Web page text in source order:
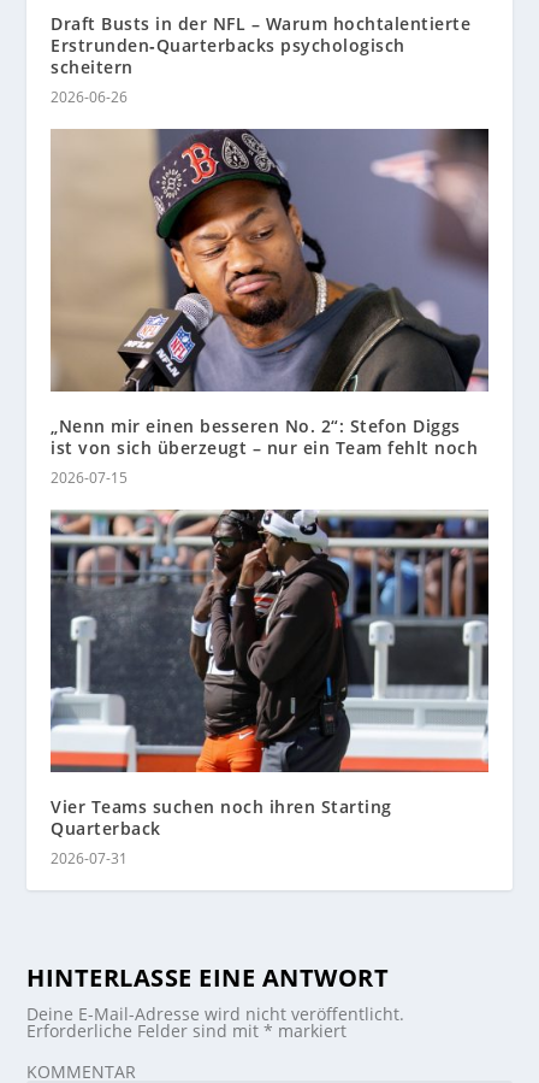
Draft Busts in der NFL – Warum hochtalentierte
Erstrunden‑Quarterbacks psychologisch
scheitern
2026-06-26
„Nenn mir einen besseren No. 2“: Stefon Diggs
ist von sich überzeugt – nur ein Team fehlt noch
2026-07-15
Vier Teams suchen noch ihren Starting
Quarterback
2026-07-31
HINTERLASSE EINE ANTWORT
Deine E-Mail-Adresse wird nicht veröffentlicht.
Erforderliche Felder sind mit* markiert
KOMMENTAR